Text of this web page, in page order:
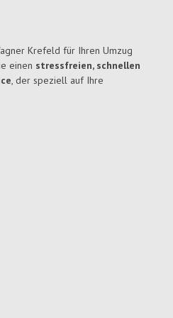
Krefeld für Ihren Umzug
einen stressfreien, schnellen
, der speziell auf Ihre